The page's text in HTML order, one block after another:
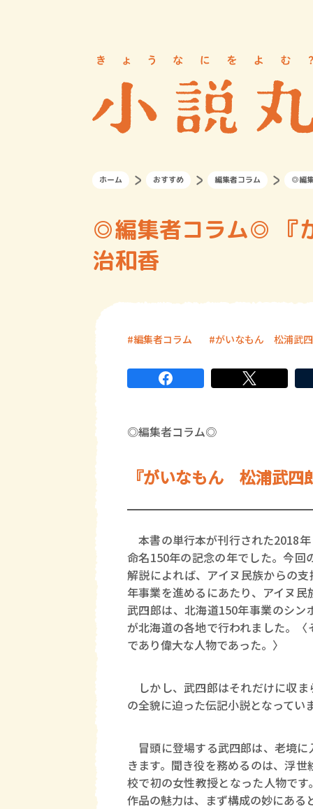
ホーム おすすめ 編集者コラム ◎編
◎編集者コラム◎ 『
治和香
編集者コラム がいなもん 松浦武
◎編集者コラム◎
『がいなもん 松浦武四
本書の単行本が刊行された2018
命名150年の記念の年でした。今回
解説によれば、アイヌ民族からの
年事業を進めるにあたり、アイヌ
武四郎は、北海道150年事業のシン
が北海道の各地で行われました。
であり偉大な人物であった。〉
しかし、武四郎はそれだけに収
の全貌に迫った伝記小説となってい
冒頭に登場する武四郎は、老境に
きます。聞き役を務めるのは、浮
校で初の女性教授となった人物で
作品の魅力は、まず構成の妙にある